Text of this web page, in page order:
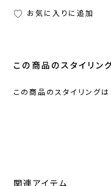
お気に入りに追加
この商品のスタイリン
この商品のスタイリング
関連アイテム